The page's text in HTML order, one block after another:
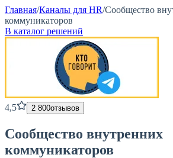
Главная/Каналы для HR/Сообщество
коммуникаторов
В каталог решений
4,5 2 800отзывов
Сообщество внутренних
коммуникаторов